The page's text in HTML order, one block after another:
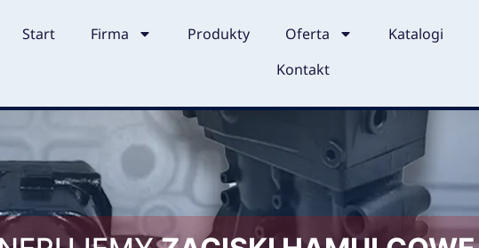
Start Firma Produkty Oferta Katalogi
Kontakt